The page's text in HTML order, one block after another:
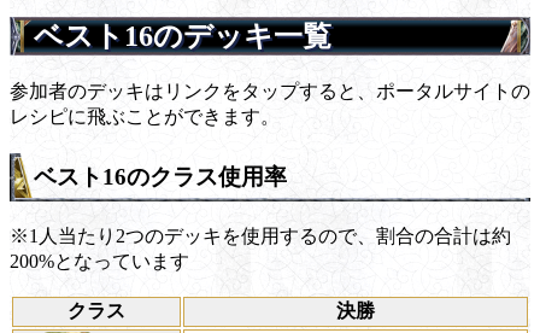
ベスト16のデッキ一覧
参加者のデッキはリンクをタップすると、ポータルサイトの
レシピに飛ぶことができます。
ベスト16のクラス使用率
※1人当たり2つのデッキを使用するので、割合の合計は約
200%となっています
クラス 決勝